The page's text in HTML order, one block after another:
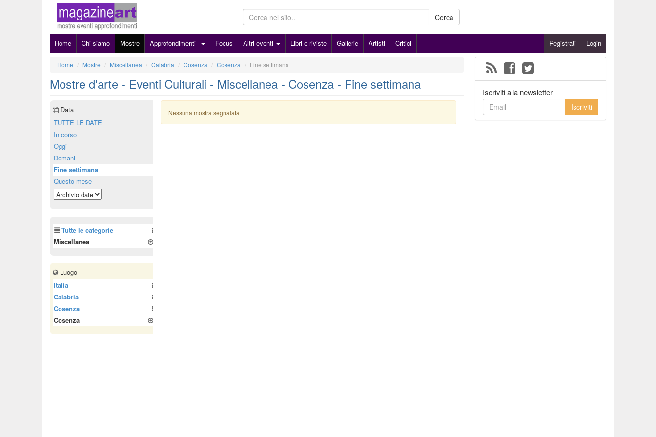
Cerca
Home Chi siamo Mostre Approfondimenti Focus Altri eventi Libri e riviste Gallerie Artisti Critici Registrati Login
Home Mostre Miscellanea Calabria Cosenza Cosenza Fine settimana
Mostre d'arte - Eventi Culturali - Miscellanea - Cosenza - Fine settimana
Nessuna mostra segnalata
Data
TUTTE LE DATE
In corso
Oggi
Domani
Fine settimana
Questo mese
Tutte le categorie
Miscellanea
Luogo
Italia
Calabria
Cosenza
Cosenza
Iscriviti alla newsletter
Iscriviti